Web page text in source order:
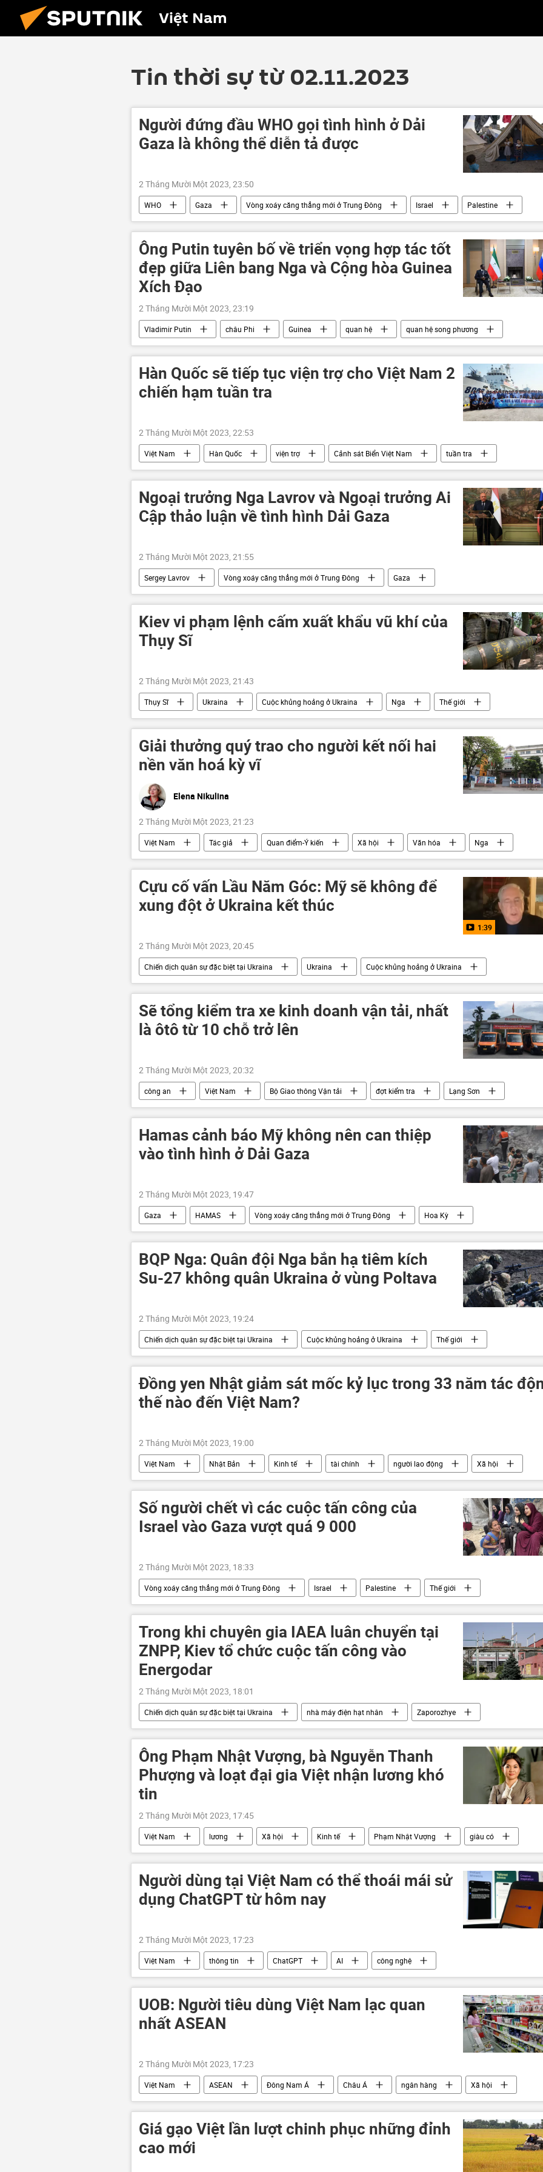
Việt Nam
Tin thời sự từ 02.11.2023
Người đứng đầu WHO gọi tình hình ở Dải
Gaza là không thể diễn tả được
2 Tháng Mười Một 2023, 23:50
WHO Gaza Vòng xoáy căng thẳng mới ở Trung Đông Israel
Palestine
Thế giới
xung đột quân sự bệnh viện
Ông Putin tuyên bố về triển vọng hợp tác tốt
đẹp giữa Liên bang Nga và Cộng hòa Guinea
Xích Đạo
2 Tháng Mười Một 2023, 23:19
Vladimir Putin châu Phi Guinea quan hệ
quan hệ song phương
Thế giới
Chính trị đàm phán hợp tác
Hàn Quốc sẽ tiếp tục viện trợ cho Việt Nam 2
chiến hạm tuần tra
2 Tháng Mười Một 2023, 22:53
Việt Nam Hàn Quốc viện trợ Cảnh sát Biển Việt Nam
tuần tra
tàu tuần tra
quan hệ Bộ Công an Việt Nam
Ngoại trưởng Nga Lavrov và Ngoại trưởng Ai
Cập thảo luận về tình hình Dải Gaza
2 Tháng Mười Một 2023, 21:55
Sergey Lavrov Vòng xoáy căng thẳng mới ở Trung Đông
Gaza
Bộ Ngoại giao Nga
Israel Palestine Thế giới Nga Ai Cập
Kiev vi phạm lệnh cấm xuất khẩu vũ khí của
Thụy Sĩ
2 Tháng Mười Một 2023, 21:43
Thụy Sĩ Ukraina Cuộc khủng hoảng ở Ukraina Nga
Thế giới
Quân sự
Chiến dịch quân sự đặc biệt tại Ukraina viện trợ quân sự
vi phạm
Châu Âu
Giải thưởng quý trao cho người kết nối hai
nền văn hoá kỳ vĩ
Elena Nikulina
2 Tháng Mười Một 2023, 21:23
Việt Nam Tác giả Quan điểm-Ý kiến Xã hội Văn hóa
Nga
Hợp tác Nga-Việt
giáo dục
Cựu cố vấn Lầu Năm Góc: Mỹ sẽ không để
xung đột ở Ukraina kết thúc
1:39
2 Tháng Mười Một 2023, 20:45
Chiến dịch quân sự đặc biệt tại Ukraina Ukraina
Cuộc khủng hoảng ở Ukraina
Video từ Ukraina
Israel Palestine Hoa Kỳ
Trung Đông
Thế giới
Nga xung đột xung đột quân sự
Sẽ tổng kiểm tra xe kinh doanh vận tải, nhất
là ôtô từ 10 chỗ trở lên
2 Tháng Mười Một 2023, 20:32
công an Việt Nam Bộ Giao thông Vận tải đợt kiểm tra
Lạng Sơn
Bộ Công an Việt Nam
cảnh sát Quảng Ninh
Hamas cảnh báo Mỹ không nên can thiệp
vào tình hình ở Dải Gaza
2 Tháng Mười Một 2023, 19:47
Gaza HAMAS Vòng xoáy căng thẳng mới ở Trung Đông
Hoa Kỳ
xung đột quân sự
Thế giới Israel Palestine lực lượng vũ trang
BQP Nga: Quân đội Nga bắn hạ tiêm kích
Su-27 không quân Ukraina ở vùng Poltava
2 Tháng Mười Một 2023, 19:24
Chiến dịch quân sự đặc biệt tại Ukraina Cuộc khủng hoảng ở Ukraina
Thế giới
Nga
xung đột quân sự Quân sự
LNR
Sáp nhập DNR, LNR, Zaporozhye và Kherson vào Nga
DNR
Đồng yen Nhật giảm sát mốc kỷ lục trong 33 năm tác
thế nào đến Việt Nam?
2 Tháng Mười Một 2023, 19:00
Việt Nam Nhật Bản Kinh tế tài chính người lao động
Xã hội
Đồng yên
Số người chết vì các cuộc tấn công của
Israel vào Gaza vượt quá 9 000
2 Tháng Mười Một 2023, 18:33
Vòng xoáy căng thẳng mới ở Trung Đông Israel Palestine
Thế giới
tử vong
Trẻ em Gaza
Trong khi chuyên gia IAEA luân chuyển tại
ZNPP, Kiev tổ chức cuộc tấn công vào
Energodar
2 Tháng Mười Một 2023, 18:01
Chiến dịch quân sự đặc biệt tại Ukraina nhà máy điện hạt nhân
Zaporozhye
IAEA
Cuộc khủng hoảng ở Ukraina Ukraina Thế giới
xung đột quân sự
Quân sự
Ông Phạm Nhật Vượng, bà Nguyễn Thanh
Phượng và loạt đại gia Việt nhận lương khó
tin
2 Tháng Mười Một 2023, 17:45
Việt Nam lương Xã hội Kinh tế Phạm Nhật Vượng giàu có
Người dùng tại Việt Nam có thể thoái mái sử
dụng ChatGPT từ hôm nay
2 Tháng Mười Một 2023, 17:23
Việt Nam thông tin ChatGPT AI
công nghệ
Khoa học và công nghệ
UOB: Người tiêu dùng Việt Nam lạc quan
nhất ASEAN
2 Tháng Mười Một 2023, 17:23
Việt Nam ASEAN Đông Nam Á Châu Á ngân hàng
Xã hội
Kinh tế
Giá gạo Việt lần lượt chinh phục những đỉnh
cao mới